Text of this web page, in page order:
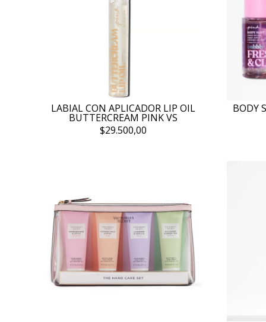
LABIAL CON APLICADOR LIP OIL
BUTTERCREAM PINK VS
$29.500,00
BODY